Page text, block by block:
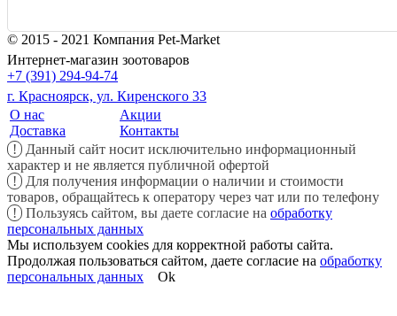
© 2015 - 2021 Компания Pet-Market
Интернет-магазин зоотоваров
+7 (391) 294-94-74
г. Красноярск, ул. Киренского 33
О нас
Доставка
Акции
Контакты
!
Данный сайт носит исключительно информационный
характер и не является публичной офертой
!
Для получения информации о наличии и стоимости
товаров, обращайтесь к оператору через чат или по телефону
!
Пользуясь сайтом, вы даете согласие на обработку
персональных данных
Мы используем cookies для корректной работы сайта.
Продолжая пользоваться сайтом, даете согласие на обработку
персональных данных
Ok